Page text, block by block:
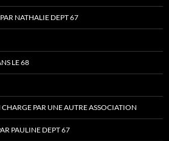
NATHALIE DEPT 67
LE 68
PAR UNE AUTRE ASSOCIATION
PAULINE DEPT 67